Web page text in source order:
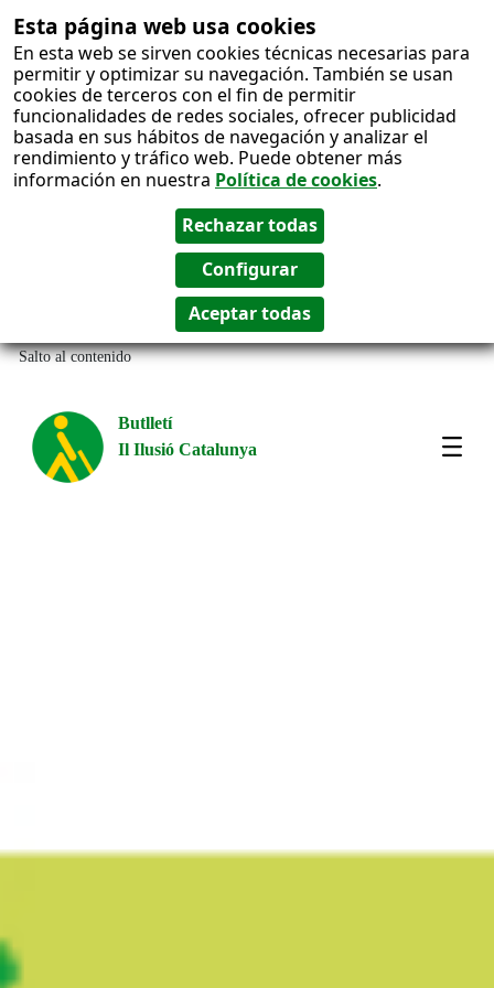
Esta página web usa cookies
En esta web se sirven cookies técnicas necesarias para
permitir y optimizar su navegación. También se usan
cookies de terceros con el fin de permitir
funcionalidades de redes sociales, ofrecer publicidad
basada en sus hábitos de navegación y analizar el
rendimiento y tráfico web. Puede obtener más
información en nuestra Política de cookies.
Salto al contenido
Butlletí
Il Ilusió Catalunya